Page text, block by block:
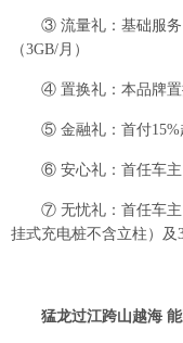
③ 流量礼：基础服务
（3GB/月）
④ 置换礼：本品牌置
⑤ 金融礼：首付15%
⑥ 安心礼：首任车主
⑦ 无忧礼：首任车主
挂式充电桩不含立柱）及
猛龙过江跨山越海